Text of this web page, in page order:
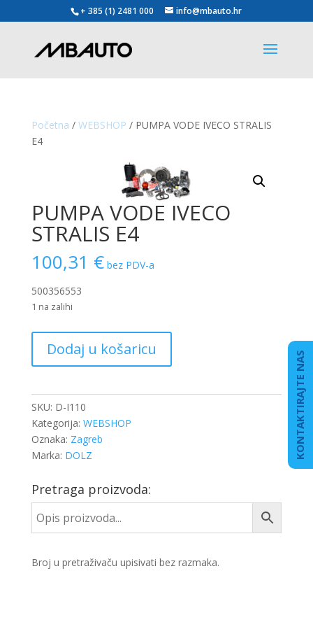
+ 385 (1) 2481 000 info@mbauto.hr
Početna / WEBSHOP / PUMPA VODE IVECO STRALIS
E4
PUMPA VODE IVECO
STRALIS E4
100,31 € bez PDV-a
500356553
1 na zalihi
VODE
IVECO
E4
količina
Dodaj u košaricu
SKU: D-I110
Kategorija: WEBSHOP
Oznaka: Zagreb
Marka: DOLZ
Pretraga proizvoda:
Broj u pretraživaču upisivati bez razmaka.
KONTAKTIRAJTE NAS